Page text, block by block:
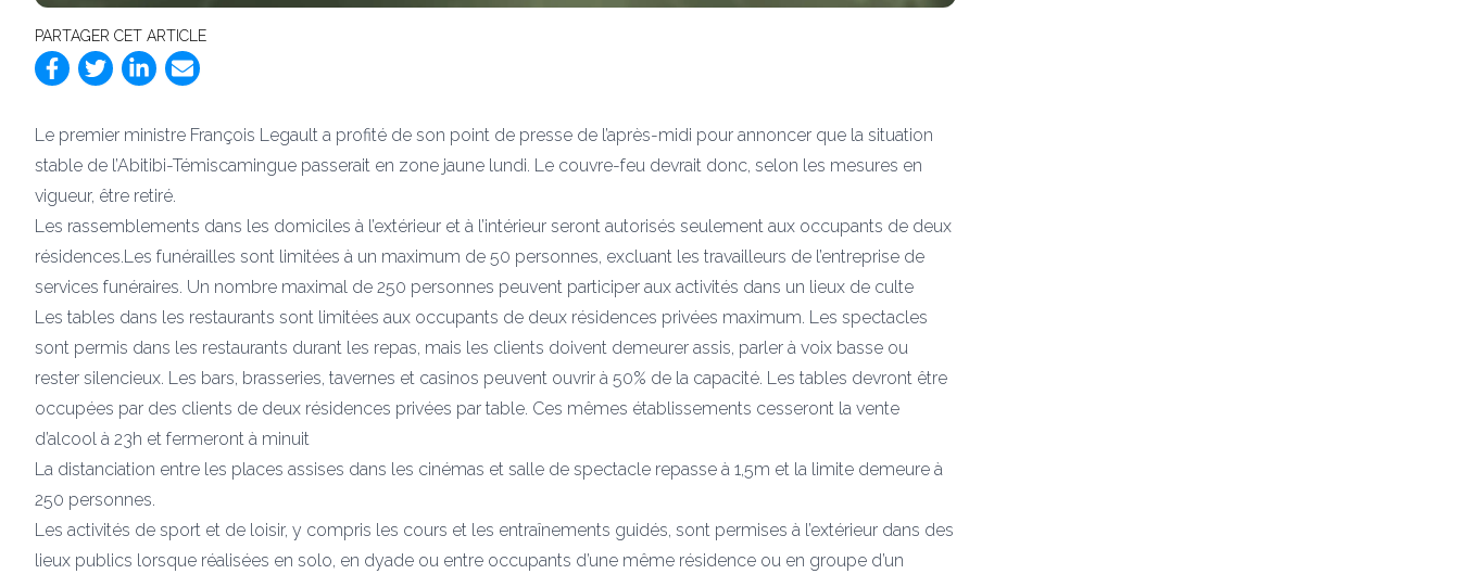
PARTAGER CET ARTICLE
Le premier ministre François Legault a profité de son point de presse de l’après-midi pour annoncer que la situation
stable de l’Abitibi-Témiscamingue passerait en zone jaune lundi. Le couvre-feu devrait donc, selon les mesures en
vigueur, être retiré.
Les rassemblements dans les domiciles à l’extérieur et à l’intérieur seront autorisés seulement aux occupants de deux
résidences.Les funérailles sont limitées à un maximum de 50 personnes, excluant les travailleurs de l’entreprise de
services funéraires. Un nombre maximal de 250 personnes peuvent participer aux activités dans un lieux de culte
Les tables dans les restaurants sont limitées aux occupants de deux résidences privées maximum. Les spectacles
sont permis dans les restaurants durant les repas, mais les clients doivent demeurer assis, parler à voix basse ou
rester silencieux. Les bars, brasseries, tavernes et casinos peuvent ouvrir à 50% de la capacité. Les tables devront être
occupées par des clients de deux résidences privées par table. Ces mêmes établissements cesseront la vente
d’alcool à 23h et fermeront à minuit
La distanciation entre les places assises dans les cinémas et salle de spectacle repasse à 1,5m et la limite demeure à
250 personnes.
Les activités de sport et de loisir, y compris les cours et les entraînements guidés, sont permises à l’extérieur dans des
lieux publics lorsque réalisées en solo, en dyade ou entre occupants d’une même résidence ou en groupe d’un